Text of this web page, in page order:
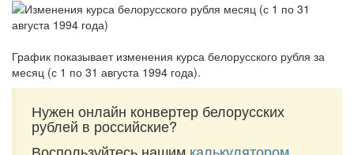
График показывает изменения курса белорусского рубля за
месяц (с 1 по 31 августа 1994 года).
Нужен онлайн конвертер белорусских
рублей в российские?